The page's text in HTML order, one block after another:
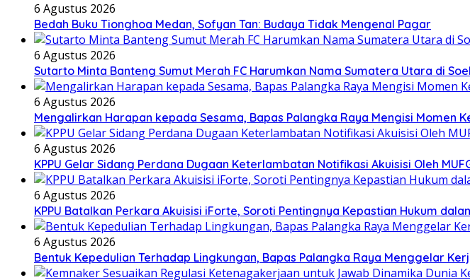
6 Agustus 2026
Bedah Buku Tionghoa Medan, Sofyan Tan: Budaya Tidak Mengenal Pagar
6 Agustus 2026
Sutarto Minta Banteng Sumut Merah FC Harumkan Nama Sumatera Utara di
6 Agustus 2026
Mengalirkan Harapan kepada Sesama, Bapas Palangka Raya Mengisi Momen
6 Agustus 2026
KPPU Gelar Sidang Perdana Dugaan Keterlambatan Notifikasi Akuisisi Oleh
6 Agustus 2026
KPPU Batalkan Perkara Akuisisi iForte, Soroti Pentingnya Kepastian Hukum
6 Agustus 2026
Bentuk Kepedulian Terhadap Lingkungan, Bapas Palangka Raya Menggelar